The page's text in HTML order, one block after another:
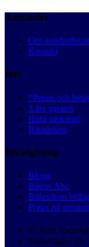
Autobutler
Om
Kontakt
Info
*Priser och
3 års garanti
Hitta verkstad
Bilmärken
Bilrådgivning
Blogg
Bilens Abc
Billexikon
Priser på
© 2026
Karlavägen 18,